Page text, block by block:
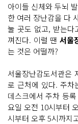
아이들 신체와 두뇌
한 여러 장난감을 다
눌 곳도 없고, 받는다
껴진다. 이럴 땐 서울
는 것은 어떨까?
서울장난감도서관은
로 근처에 있다. 주차
데스크에서 주차 등
요일 오전 10시부터
시부터 오후 5시까지